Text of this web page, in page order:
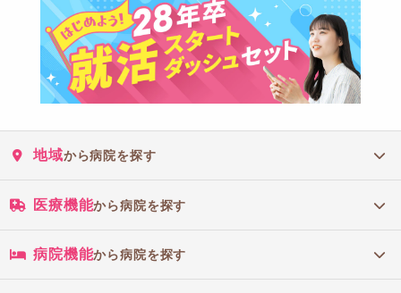
地域から病院を探す
医療機能から病院を探す
病院機能から病院を探す